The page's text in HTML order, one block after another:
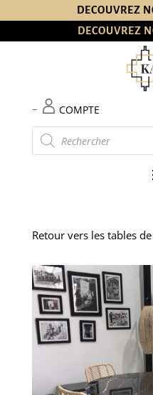
DECOUVREZ
DECOUVREZ
COMPTE
–
Recherche
de
produits
Retour vers les tables